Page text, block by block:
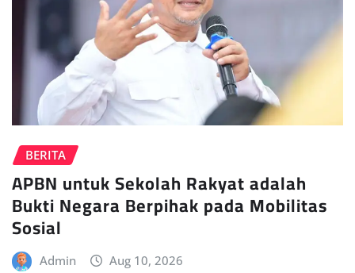
BERITA
APBN untuk Sekolah Rakyat adalah
Bukti Negara Berpihak pada Mobilitas
Sosial
Admin Aug 10, 2026